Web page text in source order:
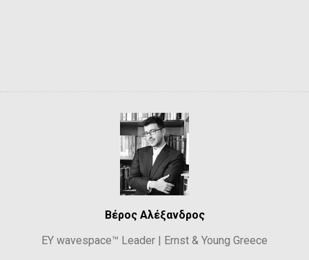
Βέρος Αλέξανδρος
EY wavespace™ Leader | Ernst & Young Greece